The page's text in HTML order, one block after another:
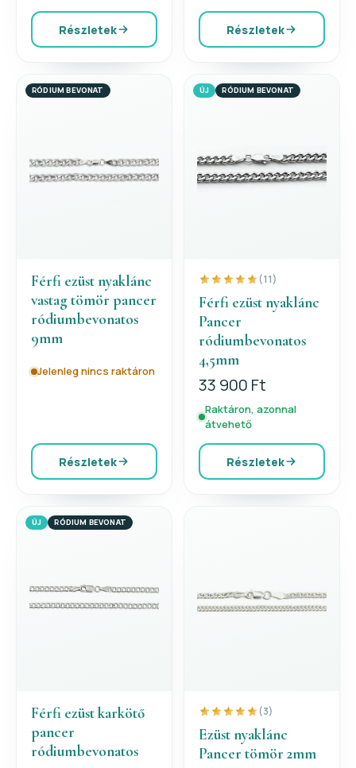
Részletek Részletek
RÓDIUM BEVONAT
Férfi ezüst nyaklánc
vastag tömör pancer
ródiumbevonatos
9mm
Jelenleg nincs raktáron
Részletek
ÚJ RÓDIUM BEVONAT
(11)
Férfi ezüst nyaklánc
Pancer
ródiumbevonatos
4,5mm
33 900 Ft
Raktáron, azonnal
átvehető
Részletek
ÚJ RÓDIUM BEVONAT
Férfi ezüst karkötő
pancer
ródiumbevonatos
(3)
Ezüst nyaklánc
Pancer tömör 2mm